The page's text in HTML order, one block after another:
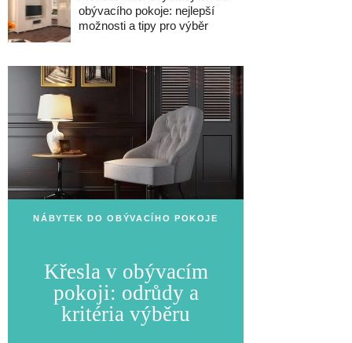
obývacího pokoje: nejlepší
možnosti a tipy pro výběr
NÁBYTEK DO OBÝVACÍHO POKOJE
Křesla v obývacím
pokoji: odrůdy a
kritéria výběru